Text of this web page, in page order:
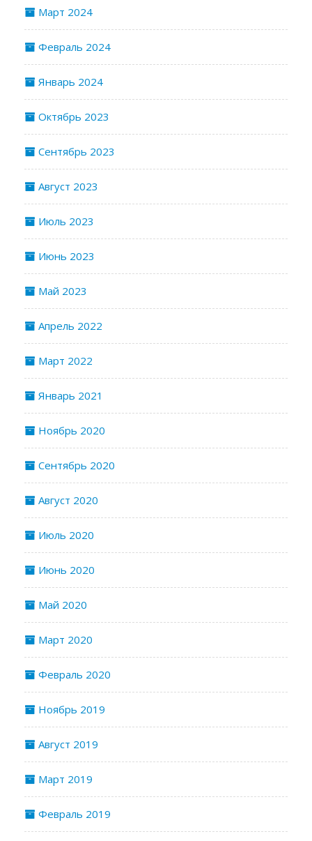
Март 2024
Февраль 2024
Январь 2024
Октябрь 2023
Сентябрь 2023
Август 2023
Июль 2023
Июнь 2023
Май 2023
Апрель 2022
Март 2022
Январь 2021
Ноябрь 2020
Сентябрь 2020
Август 2020
Июль 2020
Июнь 2020
Май 2020
Март 2020
Февраль 2020
Ноябрь 2019
Август 2019
Март 2019
Февраль 2019